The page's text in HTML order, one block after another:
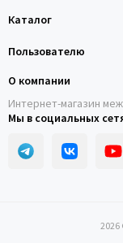
Каталог
Пользователю
О компании
Интернет-магазин
Мы в социальных
2026